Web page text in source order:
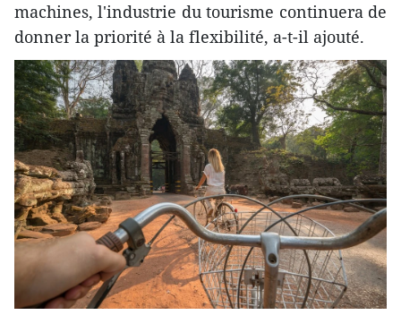
machines, l'industrie du tourisme continuera de
donner la priorité à la flexibilité, a-t-il ajouté.